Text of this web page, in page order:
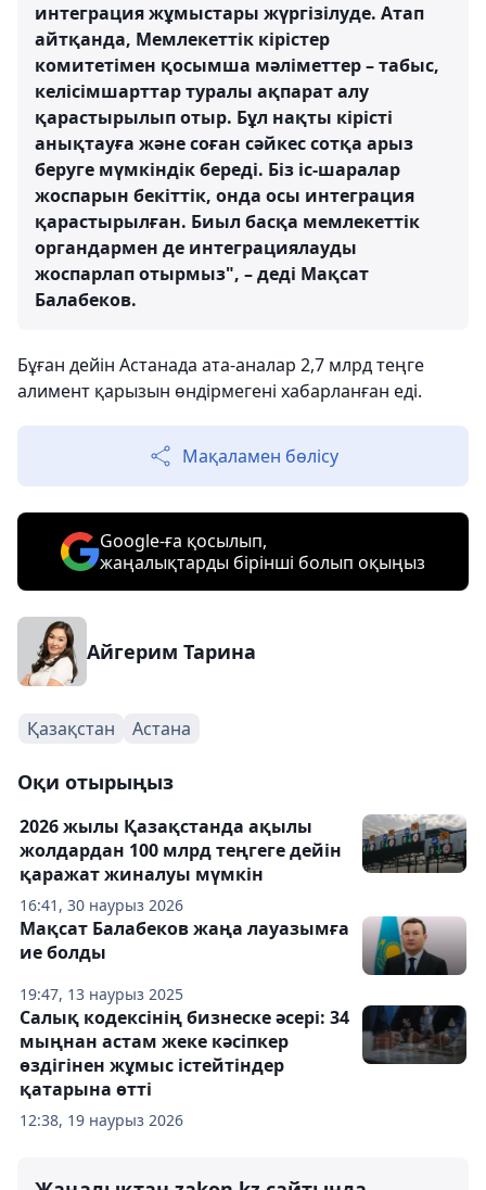
интеграция жұмыстары жүргізілуде. Атап
айтқанда, Мемлекеттік кірістер
комитетімен қосымша мәліметтер – табыс,
келісімшарттар туралы ақпарат алу
қарастырылып отыр. Бұл нақты кірісті
анықтауға және соған сәйкес сотқа арыз
беруге мүмкіндік береді. Біз іс-шаралар
жоспарын бекіттік, онда осы интеграция
қарастырылған. Биыл басқа мемлекеттік
органдармен де интеграциялауды
жоспарлап отырмыз", – деді Мақсат
Балабеков.
Бұған дейін Астанада ата-аналар 2,7 млрд теңге
алимент қарызын өндірмегені хабарланған еді.
Мақаламен бөлісу
Google-ға қосылып,
жаңалықтарды бірінші болып оқыңыз
Айгерим Тарина
Қазақстан Астана
Оқи отырыңыз
16:41, 30 наурыз 2026
2026 жылы Қазақстанда ақылы
жолдардан 100 млрд теңгеге дейін
қаражат жиналуы мүмкін
19:47, 13 наурыз 2025
Мақсат Балабеков жаңа лауазымға
ие болды
12:38, 19 наурыз 2026
Салық кодексінің бизнеске әсері: 34
мыңнан астам жеке кәсіпкер
өздігінен жұмыс істейтіндер
қатарына өтті